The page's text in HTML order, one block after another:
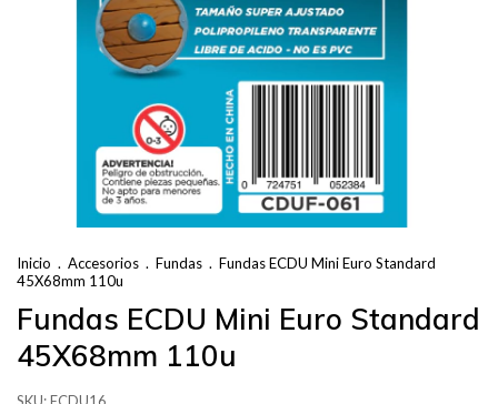
Inicio . Accesorios . Fundas . Fundas ECDU Mini Euro Standard
45X68mm 110u
Fundas ECDU Mini Euro Standard
45X68mm 110u